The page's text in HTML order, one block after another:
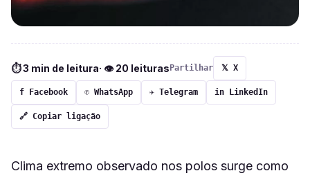
⏱ 3 min de leitura· 👁 20 leituras Partilhar 𝕏 X
f Facebook ✆ WhatsApp ✈ Telegram in LinkedIn
🔗 Copiar ligação
Clima extremo observado nos polos surge como